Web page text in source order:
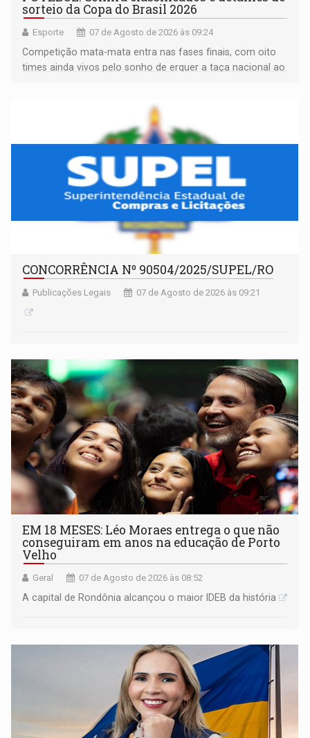
sorteio da Copa do Brasil 2026
Esporte 07 de Agosto de 2026 às 09:24
Competição mata-mata entra nas fases finais, com oito
times ainda vivos pelo sonho de erguer a taça nacional ao
CONCORRÊNCIA Nº 90504/2025/SUPEL/RO
Publicações Legais 07 de Agosto de 2026 às 09:21
EM 18 MESES: Léo Moraes entrega o que não
conseguiram em anos na educação de Porto
Velho
Geral 07 de Agosto de 2026 às 08:52
A capital de Rondônia alcançou o maior IDEB da história